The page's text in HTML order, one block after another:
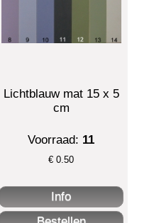
Lichtblauw mat 15 x 5
cm
Voorraad: 11
€0.50